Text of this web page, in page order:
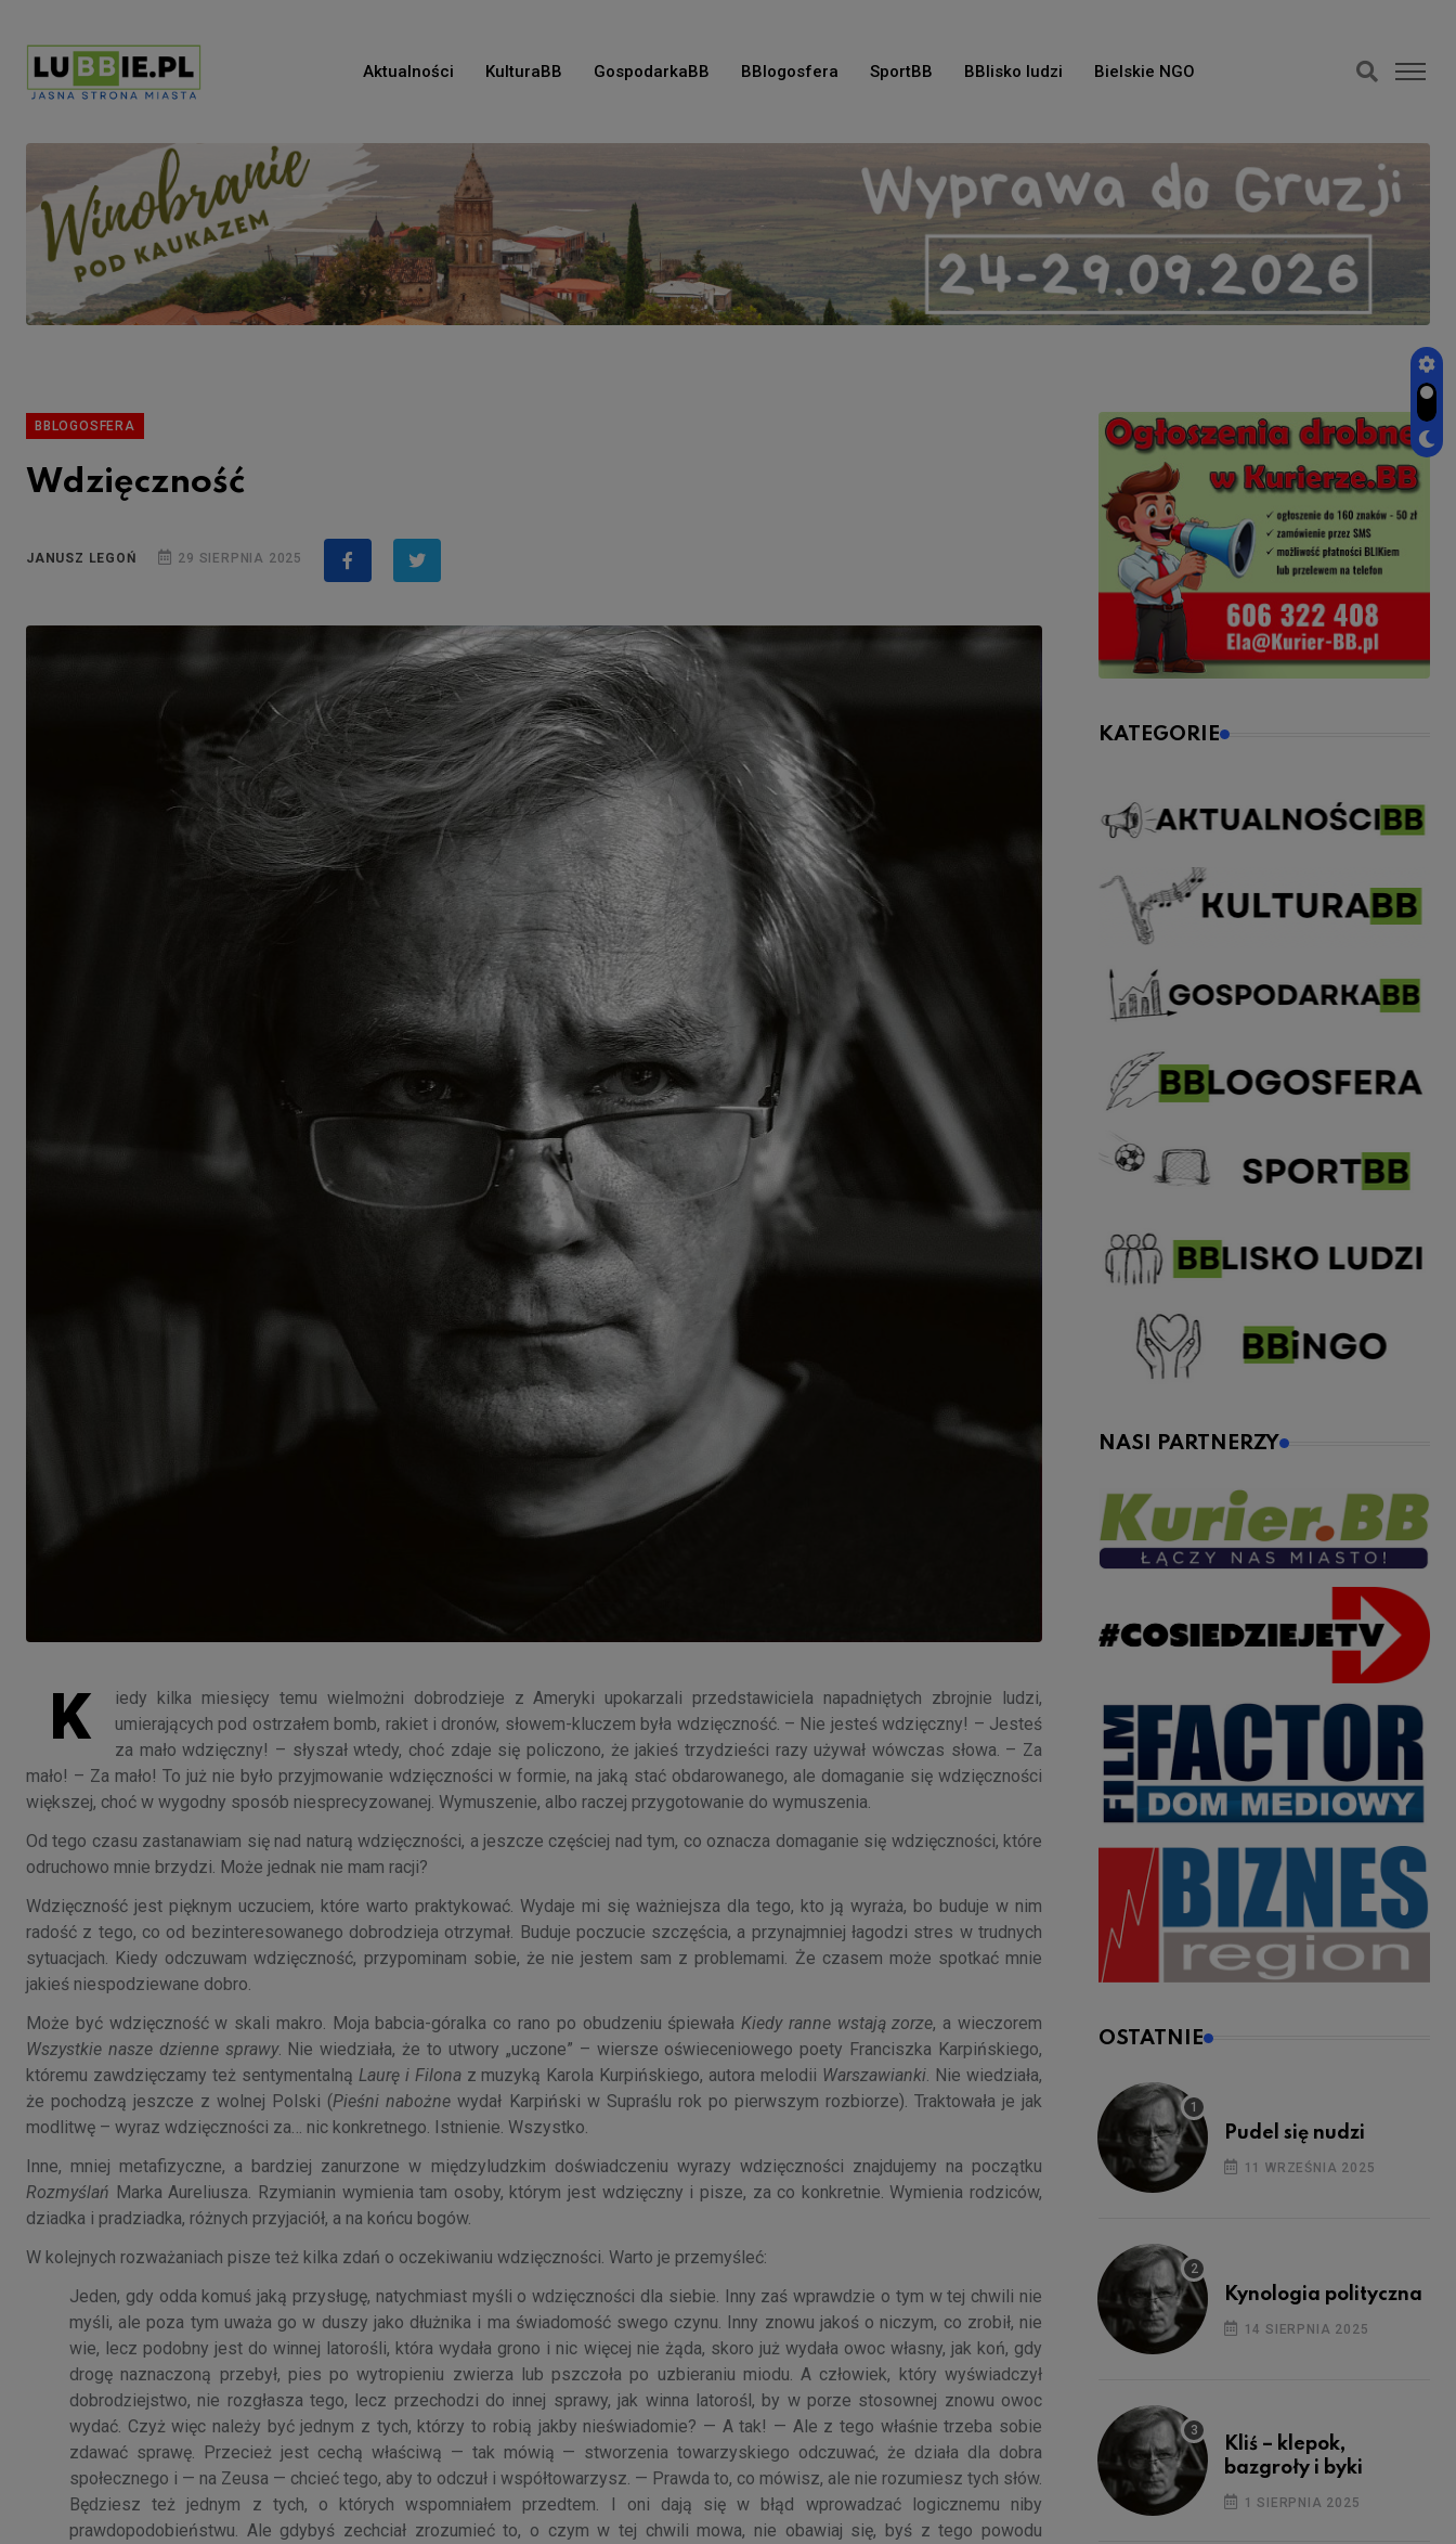
Aktualności KulturaBB GospodarkaBB BBlogosfera SportBB BBlisko ludzi Bielskie NGO
BBLOGOSFERA
Wdzięczność
JANUSZ LEGOŃ 29 SIERPNIA 2025
K
iedy kilka miesięcy temu wielmożni dobrodzieje z Ameryki upokarzali przedstawiciela napadniętych zbrojnie ludzi,
umierających pod ostrzałem bomb, rakiet i dronów, słowem-kluczem była wdzięczność. – Nie jesteś wdzięczny! – Jesteś
za mało wdzięczny! – słyszał wtedy, choć zdaje się policzono, że jakieś trzydzieści razy używał wówczas słowa. – Za
mało! – Za mało! To już nie było przyjmowanie wdzięczności w formie, na jaką stać obdarowanego, ale domaganie się wdzięczności
większej, choć w wygodny sposób niesprecyzowanej. Wymuszenie, albo raczej przygotowanie do wymuszenia.
Od tego czasu zastanawiam się nad naturą wdzięczności, a jeszcze częściej nad tym, co oznacza domaganie się wdzięczności, które
odruchowo mnie brzydzi. Może jednak nie mam racji?
Wdzięczność jest pięknym uczuciem, które warto praktykować. Wydaje mi się ważniejsza dla tego, kto ją wyraża, bo buduje w nim
radość z tego, co od bezinteresowanego dobrodzieja otrzymał. Buduje poczucie szczęścia, a przynajmniej łagodzi stres w trudnych
sytuacjach. Kiedy odczuwam wdzięczność, przypominam sobie, że nie jestem sam z problemami. Że czasem może spotkać mnie
jakieś niespodziewane dobro.
Może być wdzięczność w skali makro. Moja babcia-góralka co rano po obudzeniu śpiewała Kiedy ranne wstają zorze, a wieczorem
Wszystkie nasze dzienne sprawy. Nie wiedziała, że to utwory „uczone” – wiersze oświeceniowego poety Franciszka Karpińskiego,
któremu zawdzięczamy też sentymentalną Laurę i Filonaz muzyką Karola Kurpińskiego, autora melodii Warszawianki . Nie wiedziała,
że pochodzą jeszcze z wolnej Polski (Pieśni nabożnewydał Karpiński w Supraślu rok po pierwszym rozbiorze). Traktowała je jak
modlitwę – wyraz wdzięczności za… nic konkretnego. Istnienie. Wszystko.
Inne, mniej metafizyczne, a bardziej zanurzone w międzyludzkim doświadczeniu wyrazy wdzięczności znajdujemy na początku
Rozmyślań Marka Aureliusza. Rzymianin wymienia tam osoby, którym jest wdzięczny i pisze, za co konkretnie. Wymienia rodziców,
dziadka i pradziadka, różnych przyjaciół, a na końcu bogów.
W kolejnych rozważaniach pisze też kilka zdań o oczekiwaniu wdzięczności. Warto je przemyśleć:
Jeden, gdy odda komuś jaką przysługę, natychmiast myśli o wǳięczności dla siebie. Inny zaś wprawǳie o tym w tej chwili nie
myśli, ale poza tym uważa go w duszy jako dłużnika i ma świadomość swego czynu. Inny znowu jakoś o niczym, co zrobił, nie
wie, lecz podobny jest do winnej latorośli, która wydała grono i nic więcej nie żąda, skoro już wydała owoc własny, jak koń, gdy
drogę naznaczoną przebył, pies po wytropieniu zwierza lub pszczoła po uzbieraniu miodu. A człowiek, który wyświadczył
dobroǳiejstwo, nie rozgłasza tego, lecz przechoǳi do innej sprawy, jak winna latorośl, by w porze stosownej znowu owoc
wydać. Czyż więc należy być jednym z tych, którzy to robią jakby nieświadomie? — A tak! — Ale z tego właśnie trzeba sobie
zdawać sprawę. Przecież jest cechą właściwą — tak mówią — stworzenia towarzyskiego odczuwać, że ǳiała dla dobra
społecznego i — na Zeusa — chcieć tego, aby to odczuł i współtowarzysz. — Prawda to, co mówisz, ale nie rozumiesz tych słów.
Bęǳiesz też jednym z tych, o których wspomniałem przedtem. I oni dają się w błąd wprowaǳać logicznemu niby
prawdopodobieństwu. Ale gdybyś zechciał zrozumieć to, o czym w tej chwili mowa, nie obawiaj się, byś z tego powodu
KATEGORIE
NASI PARTNERZY
OSTATNIE
Pudel się nudzi
11 WRZEŚNIA 2025
Kynologia polityczna
14 SIERPNIA 2025
Kliś – klepok,
bazgroły i byki
1 SIERPNIA 2025